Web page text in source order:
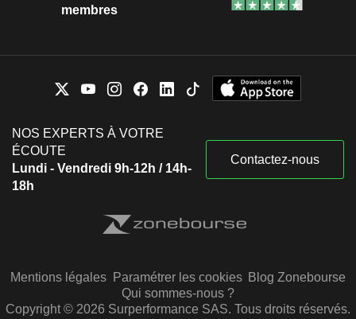
membres
NOS EXPERTS À VOTRE
ÉCOUTE
Lundi - Vendredi 9h-12h / 14h-
18h
Contactez-nous
Mentions légales Paramétrer les cookies Blog Zonebourse
Qui sommes-nous ?
Copyright © 2026 Surperformance SAS. Tous droits réservés.